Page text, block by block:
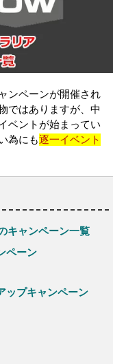
ンペーンが開催され
ではありますが、中
ベントが始まってい
為にも逐一イベント
キャンペーン一覧
ペーン
ップキャンペーン